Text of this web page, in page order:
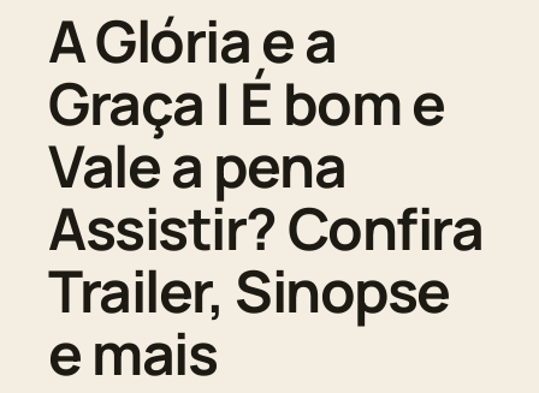
A Glória e a
Graça | É bom e
Vale a pena
Assistir? Confira
Trailer, Sinopse
e mais